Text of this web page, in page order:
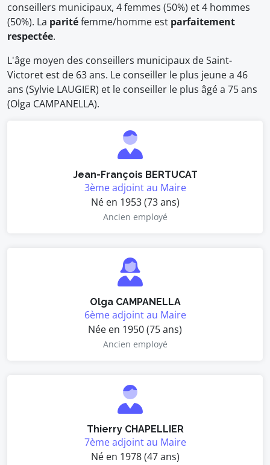
conseillers municipaux, 4 femmes (50%) et 4 hommes
(50%). La paritéfemme/homme est parfaitement
respectée.
L'âge moyen des conseillers municipaux de Saint-
Victoret est de 63 ans. Le conseiller le plus jeune a 46
ans (Sylvie LAUGIER) et le conseiller le plus âgé a 75 ans
(Olga CAMPANELLA).
Jean-François BERTUCAT
3ème adjoint au Maire
Né en 1953 (73 ans)
Ancien employé
Olga CAMPANELLA
6ème adjoint au Maire
Née en 1950 (75 ans)
Ancien employé
Thierry CHAPELLIER
7ème adjoint au Maire
Né en 1978 (47 ans)